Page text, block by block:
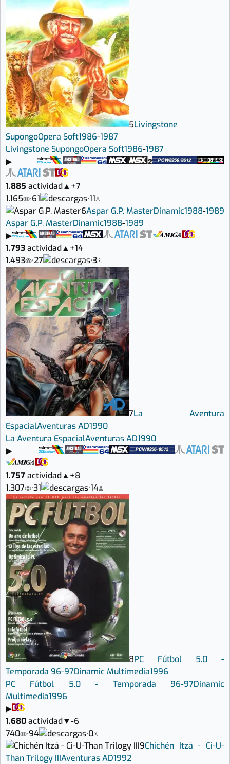
5Livingstone
SupongoOpera Soft1986-1987
Livingstone SupongoOpera Soft1986-1987
▶
1.885 actividad▲+7
1.165
·61 ·11
6Aspar G.P. MasterDinamic1988-1989
Aspar G.P. MasterDinamic1988-1989
▶
1.793actividad▲+14
1.493
·27 ·3
7La Aventura
EspacialAventuras AD1990
La Aventura EspacialAventuras AD1990
▶
1.757actividad▲+8
1.307
·31 ·14
8PC Fútbol 5.0 -
Temporada 96-97Dinamic Multimedia1996
PC Fútbol 5.0 - Temporada 96-97Dinamic
Multimedia1996
▶
1.680actividad▼-6
740
·94 ·0
9Chichén Itzá - Ci-U-
Than Trilogy IIIAventuras AD1992